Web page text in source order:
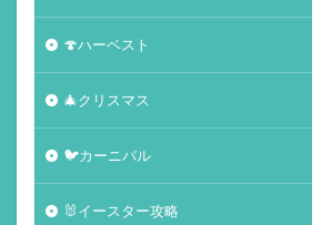
🍄ハーベスト
🎄クリスマス
🐦カーニバル
🐰イースター攻略